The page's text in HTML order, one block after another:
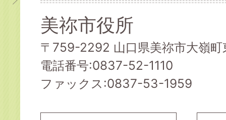
美祢市役所
〒759-2292 山口県美祢市大嶺
電話番号:0837-52-1110
ファックス:0837-53-1959